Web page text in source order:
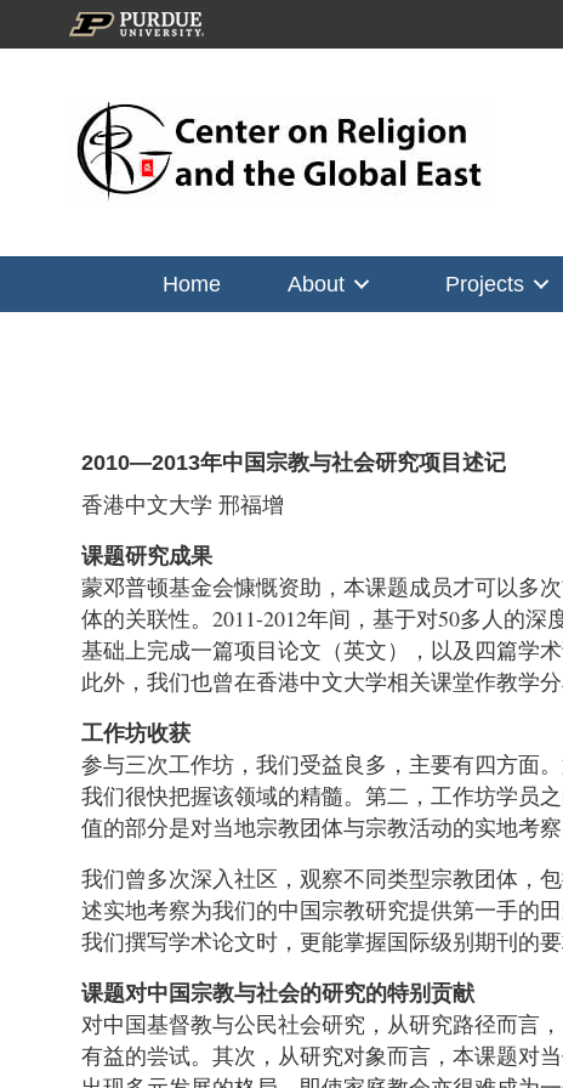
Home About Projects
2010—2013年中国宗教与社会研究项目述记
香港中文大学 邢福增
课题研究成果
蒙邓普顿基金会慷慨资助，本课题成员才可以多
体的关联性。2011-2012年间，基于对50多人的
基础上完成一篇项目论文（英文），以及四篇学
此外，我们也曾在香港中文大学相关课堂作教学
工作坊收获
参与三次工作坊，我们受益良多，主要有四方面
我们很快把握该领域的精髓。第二，工作坊学员
值的部分是对当地宗教团体与宗教活动的实地考察
我们曾多次深入社区，观察不同类型宗教团体，
述实地考察为我们的中国宗教研究提供第一手的
我们撰写学术论文时，更能掌握国际级别期刊的要
课题对中国宗教与社会的研究的特别贡献
对中国基督教与公民社会研究，从研究路径而言
有益的尝试。其次，从研究对象而言，本课题对